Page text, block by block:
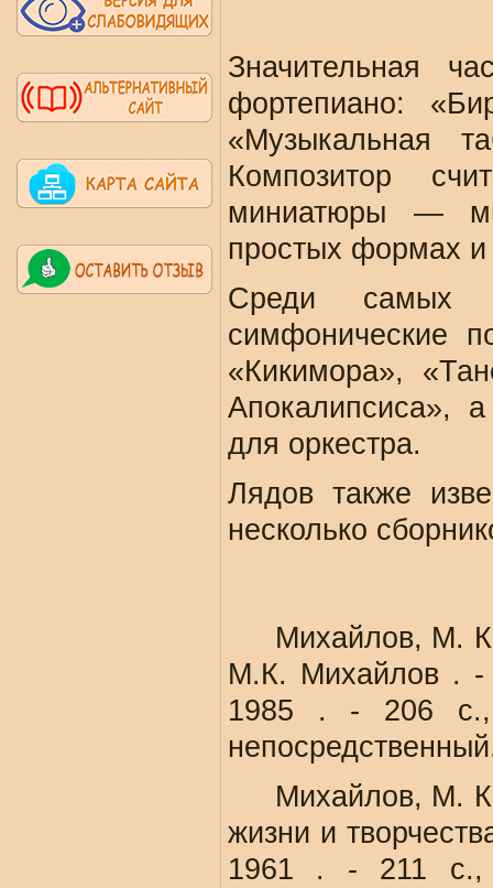
Значительная
фортепиано:
«Музыкальная
Композитор
миниатюры —
простых формах и
Среди самых
симфонические
«Кикимора»,
Апокалипсиса»,
для оркестра.
Лядов также
несколько
Михайлов, М. К.
М.К. Михайлов .
1985 . - 206
Михайлов, М. К.
жизни и
1961 . - 211 с.,